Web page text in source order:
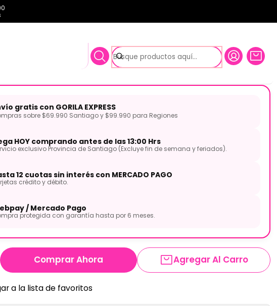
UV1 10" 12" 16" ETP-UV1-R EVANS
gratis con GORILA EXPRESS
sobre $69.990 Santiago y $99.990 para Regiones
HOY comprando antes de las 13:00 Hrs
exclusivo Provincia de Santiago (Excluye fin de semana y feriados).
12 cuotas sin interés con MERCADO PAGO
crédito y débito.
/ Mercado Pago
protegida con garantía hasta por 6 meses.
Agregar Al Carro
Comprar Ahora
a la lista de favoritos